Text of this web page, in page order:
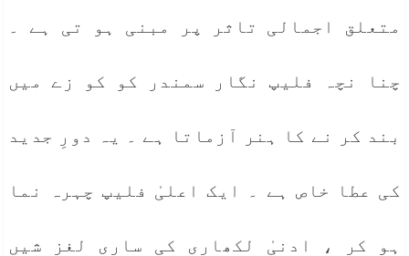
متعلق اجمالی تاثر پر مبنی ہو تی ہے ۔
چنا نچہ فلیپ نگار سمندر کو کو زے میں
بند کر نے کا ہنر آزماتا ہے ۔ یہ دورِ جدید
کی عطا خاص ہے ۔ ایک اعلیٰ فلیپ چہرہ نما
ہو کر ، ادنیٰ لکھاری کی ساری لغز شیں